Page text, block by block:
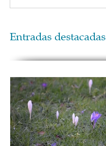
Entradas destacadas